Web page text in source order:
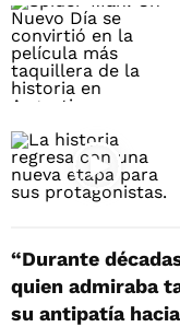
“Durante
quien admiraba
su antipatía